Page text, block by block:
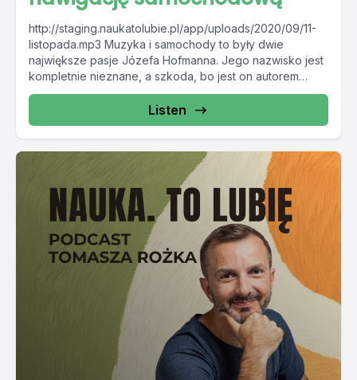
http://staging.naukatolubie.pl/app/uploads/2020/09/11-
listopada.mp3 Muzyka i samochody to były dwie
największe pasje Józefa Hofmanna. Jego nazwisko jest
kompletnie nieznane, a szkoda, bo jest on autorem
wielu wynalazków....
Listen